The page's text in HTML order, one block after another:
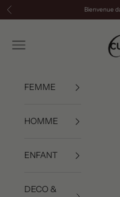
Passer au contenu
Précédent Bienvenue
Menu
FEMME
HOMME
ENFANT
DECO &